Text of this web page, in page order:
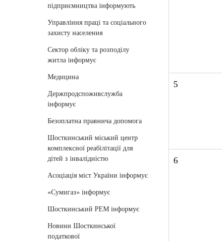
підприємництва інформують
Управління праці та соціального
захисту населення
Сектор обліку та розподілу
житла інформує
Медицина
Держпродспоживслужба
інформує
Безоплатна правнича допомога
Шосткинський міський центр
комплексної реабілітації для
дітей з інвалідністю
Асоціація міст України інформує
«Сумигаз» інформує
Шосткинський РЕМ інформує
Новини Шосткинської
податкової
5
6